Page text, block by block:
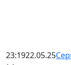
23:1922.05.25